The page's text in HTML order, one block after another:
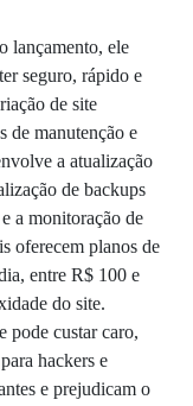
lançamento, ele
seguro, rápido e
de site
de manutenção e
a atualização
de backups
a monitoração de
oferecem planos de
entre R$ 100 e
do site.
pode custar caro,
hackers e
e prejudicam o